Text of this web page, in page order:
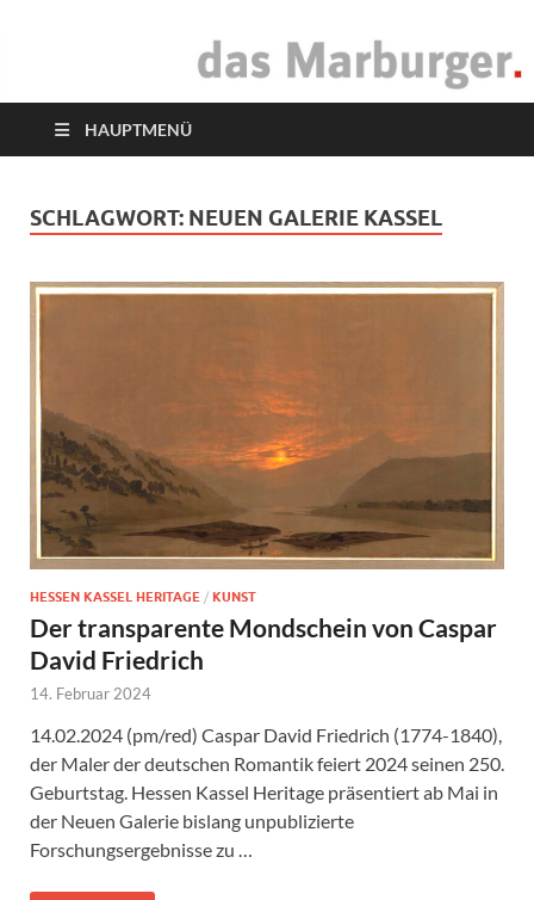
das Marburger.
HAUPTMENÜ
SCHLAGWORT: NEUEN GALERIE KASSEL
HESSEN KASSEL HERITAGE / KUNST
Der transparente Mondschein von Caspar
David Friedrich
14. Februar 2024
14.02.2024 (pm/red) Caspar David Friedrich (1774-1840),
der Maler der deutschen Romantik feiert 2024 seinen 250.
Geburtstag. Hessen Kassel Heritage präsentiert ab Mai in
der Neuen Galerie bislang unpublizierte
Forschungsergebnisse zu …